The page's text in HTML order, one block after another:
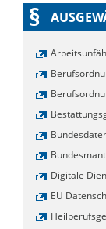
§
Digitale
EU